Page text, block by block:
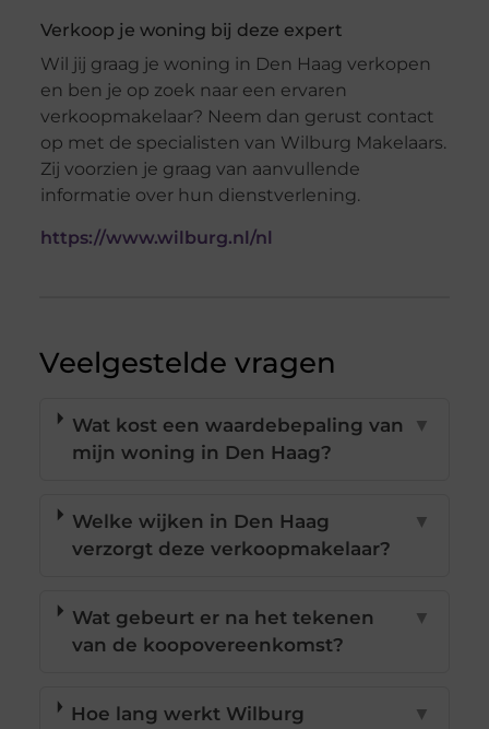
Verkoop je woning bij deze expert
Wil jij graag je woning in Den Haag verkopen
en ben je op zoek naar een ervaren
verkoopmakelaar? Neem dan gerust contact
op met de specialisten van Wilburg Makelaars.
Zij voorzien je graag van aanvullende
informatie over hun dienstverlening.
https://www.wilburg.nl/nl
Veelgestelde vragen
Wat kost een waardebepaling van
mijn woning in Den Haag?
▼
Welke wijken in Den Haag
verzorgt deze verkoopmakelaar?
▼
Wat gebeurt er na het tekenen
van de koopovereenkomst?
▼
Hoe lang werkt Wilburg
▼